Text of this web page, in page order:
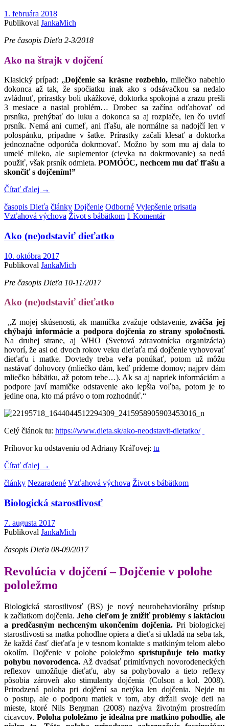
1. februára 2018
Publikoval JankaMich
Pre časopis Dieťa 2-3/2018
Ako na štrajk v dojčení
Klasický prípad: „Dojčenie sa krásne rozbehlo,mliečko nabehlo
dokonca až tak, že spočiatku inak ako s odsávačkou sa nedalo
zvládnuť, prírastky boli ukážkové, doktorka spokojná a zrazu prešli
3 mesiace a nastal problém… Drobec sa začína odťahovať od
prsníka, prehýbať do luku a dokonca sa aj rozplače, len čo uvidí
prsník. Nemá ani cumeľ, ani fľašu, ale normálne sa nadojčí len v
polospánku, prípadne v šatke. Prírastky začali klesať a doktorka
jednoznačne odporúča dokrmovať. Možno by som mu aj dala to
umelé mlieko, ale suplementor (cievka na dokrmovanie) sa nedá
použiť, však prsník odmieta.POMÓÓC, nechcem mu dať fľašu a
skončiť s dojčením!”
Čítať ďalej →
časopis Dieťa články Dojčenie Odborné Vylepšenie prisatia
Vzťahová výchova Život s bábätkom 1 Komentár
Ako (ne)odstaviť dieťatko
10. októbra 2017
Publikoval JankaMich
Pre časopis Dieťa 10-11/2017
Ako (ne)odstaviť dieťatko
„Z mojej skúsenosti, ak mamička zvažuje odstavenie,zväčša jej
chýbajú informácie a podpora dojčenia zo strany spoločnosti.
Na druhej strane, aj WHO (Svetová zdravotnícka organizácia)
hovorí, že asi od dvoch rokov veku dieťaťa má dojčenie vyhovovať
dieťaťu i matke. Dovtedy treba veľa ponúkať, potom už môžu
nastávať dohovory (mliečko dám, keď prídeme domov; najprv dám
mliečko bábätku, až potom tebe…). Ak sa aj napriek informáciám a
podpore javí mamičke odstavenie ako lepšia voľba, potom je to
jedine ona, kto má právo o tom rozhodnúť.“
Celý článok tu: https://www.dieta.sk/ako-neodstavit-dietatko/
Príhovor ku odstaveniu od Adriany Kráľovej: tu
Čítať ďalej →
články Nezaradené Vzťahová výchova Život s bábätkom
Biologická starostlivosť
7. augusta 2017
Publikoval JankaMich
časopis Dieťa 08-09/2017
Revolúcia v dojčení – Dojčenie v polohe
pololežmo
Biologická starostlivosť (BS) je nový neurobehaviorálny prístup
k začiatkom dojčenia.Jeho cieľom je znížiť problémy s laktáciou
a predčasným nechceným ukončením dojčenia. Pri biologickej
starostlivosti sa matka pohodlne opiera a dieťa si ukladá na seba tak,
že každá časť dieťaťa je v tesnom kontakte s matkiným telom alebo
okolím. Dojčenie v polohe pololežmosprístupňuje telo matky
pohybu novorodenca. Až dvadsať primitívnych novorodeneckých
reflexov umožňuje dieťaťu, aby sa pohybovalo a tieto reflexy
pôsobia zároveň ako stimulanty dojčenia (Colson a kol. 2008).
Prirodzená poloha pri dojčení sa netýka len dojčenia. Nejde tu
o postup, ale o podporu matiek v tom, aby držali svoje deti na
mieste, ktoré Nils Bergman (2008) nazýva životným prostredím
cicavcov. Poloha pololežmo je ideálna pre matkino pohodlie, ale